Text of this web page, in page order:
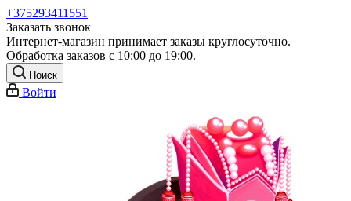
+375293411551
Заказать звонок
Интернет-магазин принимает заказы круглосуточно.
Обработка заказов с 10:00 до 19:00.
Поиск
Войти